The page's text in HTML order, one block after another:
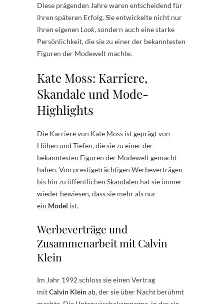
Diese prägenden Jahre waren entscheidend für
ihren späteren Erfolg. Sie entwickelte nicht nur
ihren eigenen Look, sondern auch eine starke
Persönlichkeit, die sie zu einer der bekanntesten
Figuren der Modewelt machte.
Kate Moss: Karriere,
Skandale und Mode-
Highlights
Die Karriere von Kate Moss ist geprägt von
Höhen und Tiefen, die sie zu einer der
bekanntesten Figuren der Modewelt gemacht
haben. Von prestigeträchtigen Werbeverträgen
bis hin zu öffentlichen Skandalen hat sie immer
wieder bewiesen, dass sie mehr als nur
ein Model ist.
Werbeverträge und
Zusammenarbeit mit Calvin
Klein
Im Jahr 1992 schloss sie einen Vertrag
mitCalvin Kleinab, der sie über Nacht berühmt